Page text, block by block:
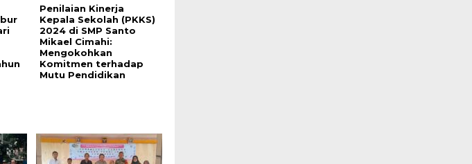
Penilaian Kinerja
Kepala Sekolah (PKKS)
2024 di SMP Santo
Mikael Cimahi:
Mengokohkan
Komitmen terhadap
Mutu Pendidikan